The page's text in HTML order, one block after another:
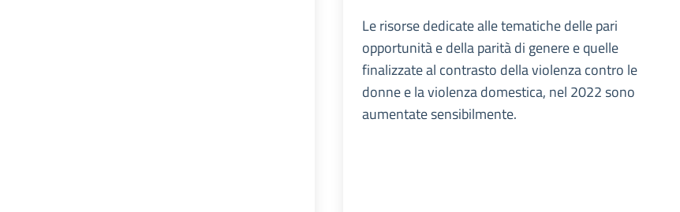
Le risorse dedicate alle tematiche delle pari
opportunità e della parità di genere e quelle
finalizzate al contrasto della violenza contro le
donne e la violenza domestica, nel 2022 sono
aumentate sensibilmente.